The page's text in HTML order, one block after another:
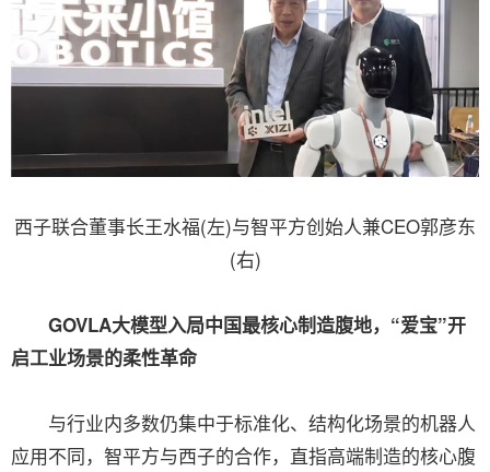
西子联合董事长王水福(左)与智平方创始人兼CEO郭彦东
(右)
GOVLA大模型入局中国最核心制造腹地，“爱宝”开
启工业场景的柔性革命
与行业内多数仍集中于标准化、结构化场景的机器人
应用不同，智平方与西子的合作，直指高端制造的核心腹